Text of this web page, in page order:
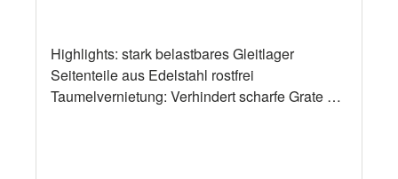
Highlights: stark belastbares Gleitlager
Seitenteile aus Edelstahl rostfrei
Taumelvernietung: Verhindert scharfe Grate am